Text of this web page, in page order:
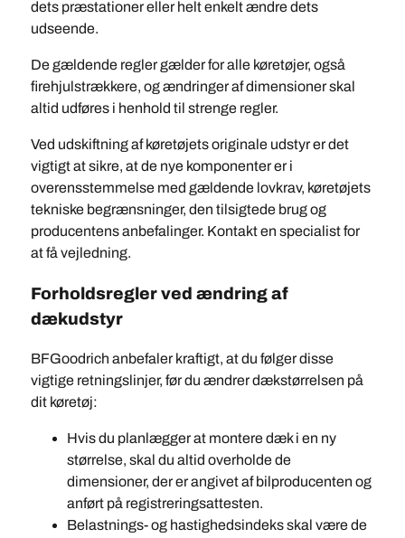
dets præstationer eller helt enkelt ændre dets
udseende.
De gældende regler gælder for alle køretøjer, også
firehjulstrækkere, og ændringer af dimensioner skal
altid udføres i henhold til strenge regler.
Ved udskiftning af køretøjets originale udstyr er det
vigtigt at sikre, at de nye komponenter er i
overensstemmelse med gældende lovkrav, køretøjets
tekniske begrænsninger, den tilsigtede brug og
producentens anbefalinger. Kontakt en specialist for
at få vejledning.
Forholdsregler ved ændring af
dækudstyr
BFGoodrich anbefaler kraftigt, at du følger disse
vigtige retningslinjer, før du ændrer dækstørrelsen på
dit køretøj:
Hvis du planlægger at montere dæk i en ny
størrelse, skal du altid overholde de
dimensioner, der er angivet af bilproducenten og
anført på registreringsattesten.
Belastnings- og hastighedsindeks skal være de